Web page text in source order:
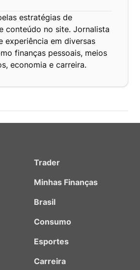
estratégias de
conteúdo no site. Jornalista
experiência em diversas
finanças pessoais, meios
economia e carreira.
Trader
Minhas Finanças
Brasil
Consumo
Esportes
Carreira